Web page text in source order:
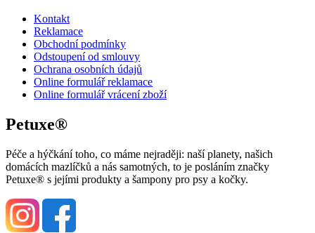
Kontakt
Reklamace
Obchodní podmínky
Odstoupení od smlouvy
Ochrana osobních údajů
Online formulář reklamace
Online formulář vrácení zboží
Petuxe®
Péče a hýčkání toho, co máme nejraději: naší planety, našich
domácích mazlíčků a nás samotných, to je posláním značky
Petuxe® s jejími produkty a šampony pro psy a kočky.